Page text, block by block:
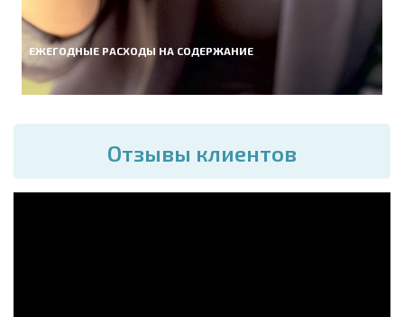
ЕЖЕГОДНЫЕ РАСХОДЫ НА СОДЕРЖАНИЕ
Отзывы клиентов